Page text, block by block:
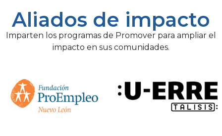
Aliados de impacto
Imparten los programas de Promover para ampliar el
impacto en sus comunidades.